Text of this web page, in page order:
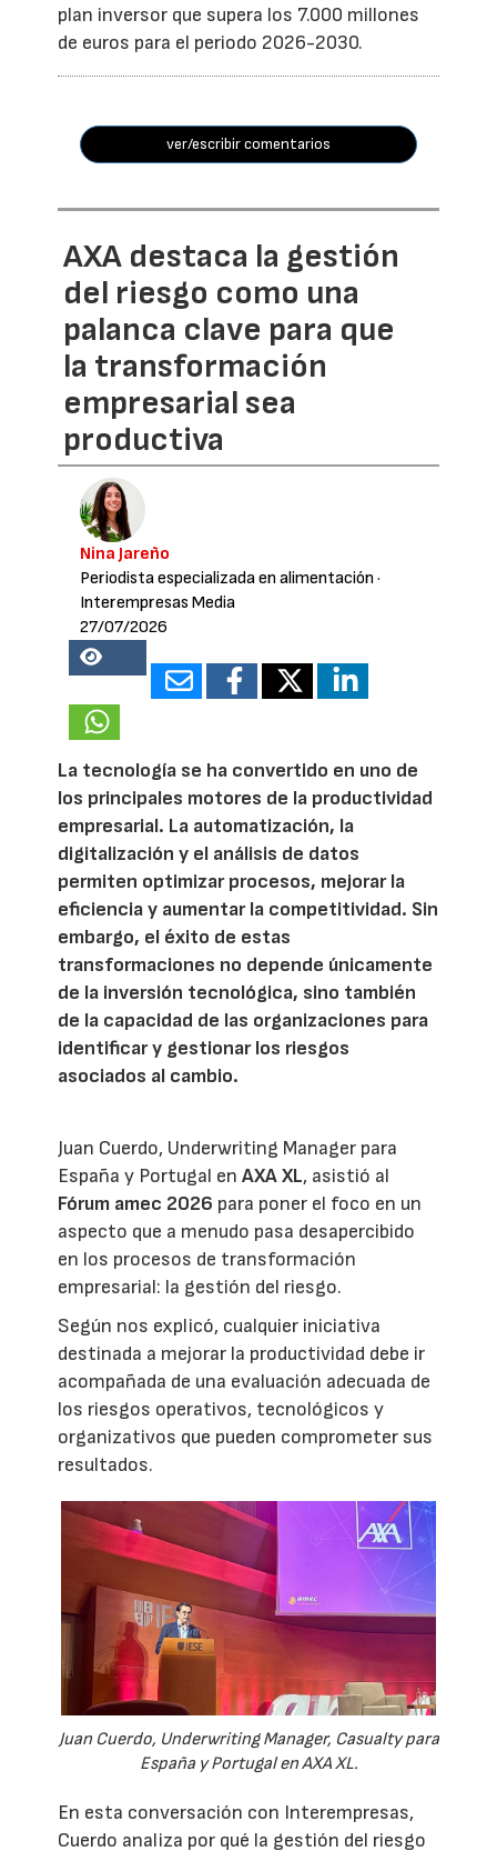
plan inversor que supera los 7.000 millones
de euros para el periodo 2026-2030.
ver/escribir comentarios
AXA destaca la gestión
del riesgo como una
palanca clave para que
la transformación
empresarial sea
productiva
Nina Jareño
Periodista especializada en alimentación ·
Interempresas Media
27/07/2026
16582
La tecnología se ha convertido en uno de
los principales motores de la productividad
empresarial. La automatización, la
digitalización y el análisis de datos
permiten optimizar procesos, mejorar la
eficiencia y aumentar la competitividad. Sin
embargo, el éxito de estas
transformaciones no depende únicamente
de la inversión tecnológica, sino también
de la capacidad de las organizaciones para
identificar y gestionar los riesgos
asociados al cambio.
Juan Cuerdo, Underwriting Manager para
España y Portugal enAXA XL, asistió al
Fórum amec 2026 para poner el foco en un
aspecto que a menudo pasa desapercibido
en los procesos de transformación
empresarial: la gestión del riesgo.
Según nos explicó, cualquier iniciativa
destinada a mejorar la productividad debe ir
acompañada de una evaluación adecuada de
los riesgos operativos, tecnológicos y
organizativos que pueden comprometer sus
resultados.
Juan Cuerdo, Underwriting Manager, Casualty para
España y Portugal en AXA XL.
En esta conversación con Interempresas,
Cuerdo analiza por qué la gestión del riesgo